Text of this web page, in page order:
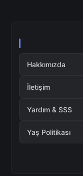
Hakkımızda
İletişim
Yardım & SSS
Yaş Politikası